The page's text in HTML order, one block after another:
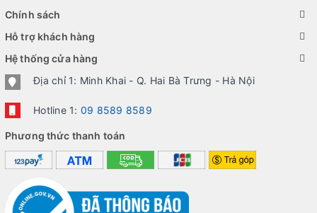
Chính sách
Hỗ trợ khách hàng
Hệ thống cửa hàng
Địa chỉ 1: Minh Khai - Q. Hai Bà Trưng - Hà Nội
Hotline 1: 09 8589 8589
Phương thức thanh toán